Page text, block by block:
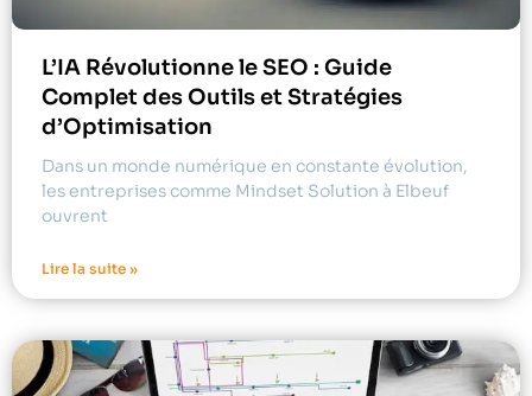
L’IA Révolutionne le SEO : Guide
Complet des Outils et Stratégies
d’Optimisation
Dans un monde numérique en constante évolution,
les entreprises comme Mindset Solution à Elbeuf
ouvrent
Lire la suite »